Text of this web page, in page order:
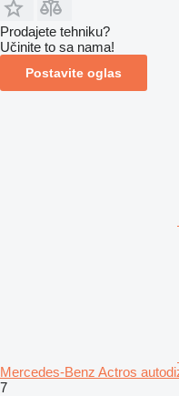
Prodajete tehniku?
Učinite to sa nama!
Postavite oglas
Mercedes-Benz Actros
7